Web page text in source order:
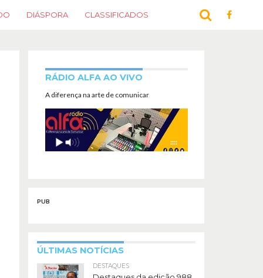
DIÁSPORA CLASSIFICADOS
RÁDIO ALFA AO VIVO
A diferença na arte de comunicar
PUB
ÚLTIMAS NOTÍCIAS
DESTAQUES